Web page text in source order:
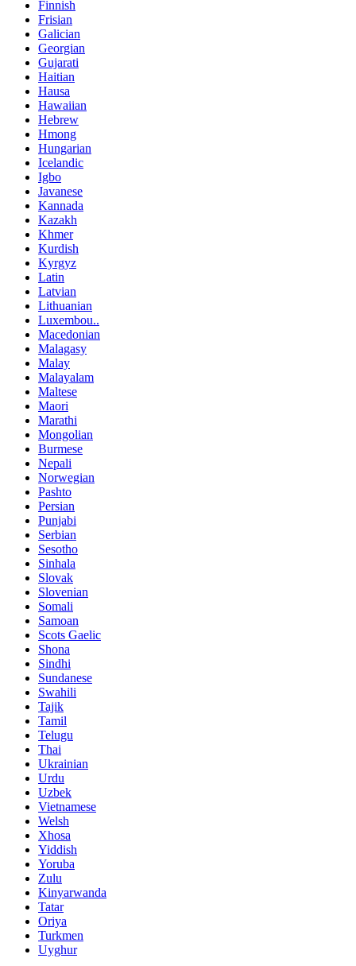
Finnish
Frisian
Galician
Georgian
Gujarati
Haitian
Hausa
Hawaiian
Hebrew
Hmong
Hungarian
Icelandic
Igbo
Javanese
Kannada
Kazakh
Khmer
Kurdish
Kyrgyz
Latin
Latvian
Lithuanian
Luxembou..
Macedonian
Malagasy
Malay
Malayalam
Maltese
Maori
Marathi
Mongolian
Burmese
Nepali
Norwegian
Pashto
Persian
Punjabi
Serbian
Sesotho
Sinhala
Slovak
Slovenian
Somali
Samoan
Scots Gaelic
Shona
Sindhi
Sundanese
Swahili
Tajik
Tamil
Telugu
Thai
Ukrainian
Urdu
Uzbek
Vietnamese
Welsh
Xhosa
Yiddish
Yoruba
Zulu
Kinyarwanda
Tatar
Oriya
Turkmen
Uyghur